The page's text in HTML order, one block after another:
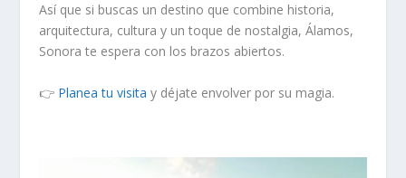
Así que si buscas un destino que combine historia,
arquitectura, cultura y un toque de nostalgia, Álamos,
Sonora te espera con los brazos abiertos.
👉 Planea tu visita y déjate envolver por su magia.